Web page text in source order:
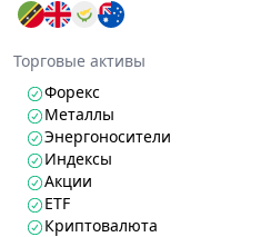
Торговые активы
Форекс
Металлы
Энергоносители
Индексы
Акции
ETF
Криптовалюта